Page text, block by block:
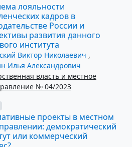
лояльности
кадров в
России и
развития данного
института
Виктор Николаевич ,
Илья Александрович
власть и местное
№ 04/2023
проекты в местном
демократический
или коммерческий